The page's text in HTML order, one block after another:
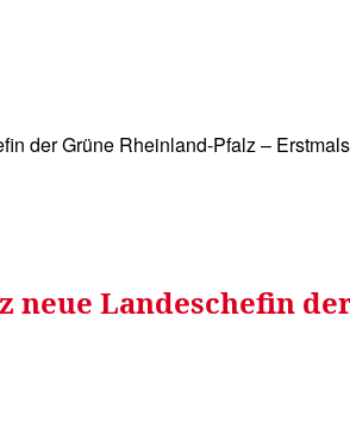
der Grüne Rheinland-Pfalz –
Landeschefin